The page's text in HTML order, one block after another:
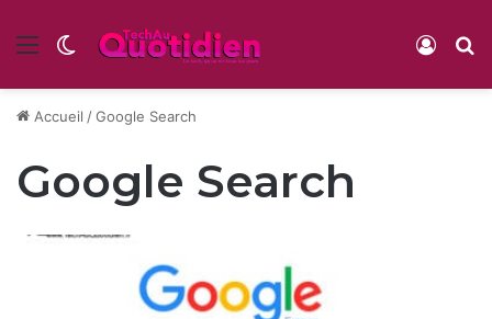
Menu Switch skin
Accueil /Google Search
Google Search